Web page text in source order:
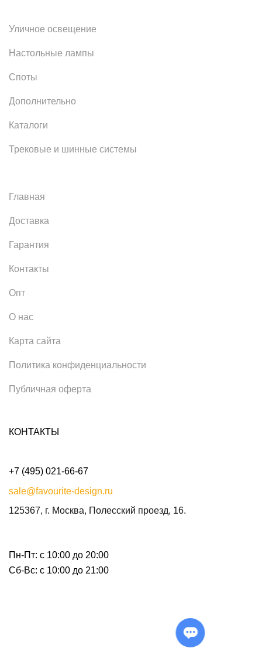
Уличное освещение
Настольные лампы
Споты
Дополнительно
Каталоги
Трековые и шинные системы
Главная
Доставка
Гарантия
Контакты
Опт
О нас
Карта сайта
Политика конфиденциальности
Публичная оферта
КОНТАКТЫ
+7 (495) 021-66-67
sale@favourite-design.ru
125367, г. Москва, Полесский проезд, 16.
Пн-Пт: с 10:00 до 20:00
Сб-Вс: с 10:00 до 21:00